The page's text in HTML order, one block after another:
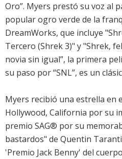
Oro”. Myers prestó su voz al
popular ogro verde de la
DreamWorks, que incluye
Tercero (Shrek 3)" y "Shrek,
novia sin igual”, la primera
su paso por “SNL”, es un
Myers recibió una estrella en
Hollywood, California por su
premio SAG® por su
bastardos" de Quentin
'Premio Jack Benny' del